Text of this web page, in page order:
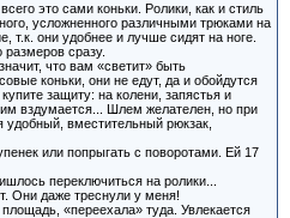
это сами коньки. Ролики, как и стиль
усложненного различными трюками на
т.к. они удобнее и лучше сидят на ноге.
сразу.
что вам «светит» быть
коньки, они не едут, да и обойдутся
защиту: на колени, запястья и
им вздумается... Шлем желателен, но при
вместительный рюкзак,
или попрыгать с поворотами. Ей 17
переключиться на ролики...
Они даже треснули у меня!
«переехала» туда. Увлекается